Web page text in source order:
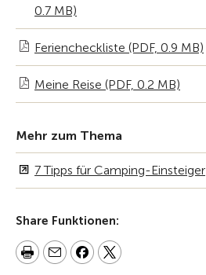
0.7 MB)
Feriencheckliste (PDF, 0.9 MB)
Meine Reise (PDF, 0.2 MB)
Mehr zum Thema
7 Tipps für Camping-Einsteiger
Share Funktionen: